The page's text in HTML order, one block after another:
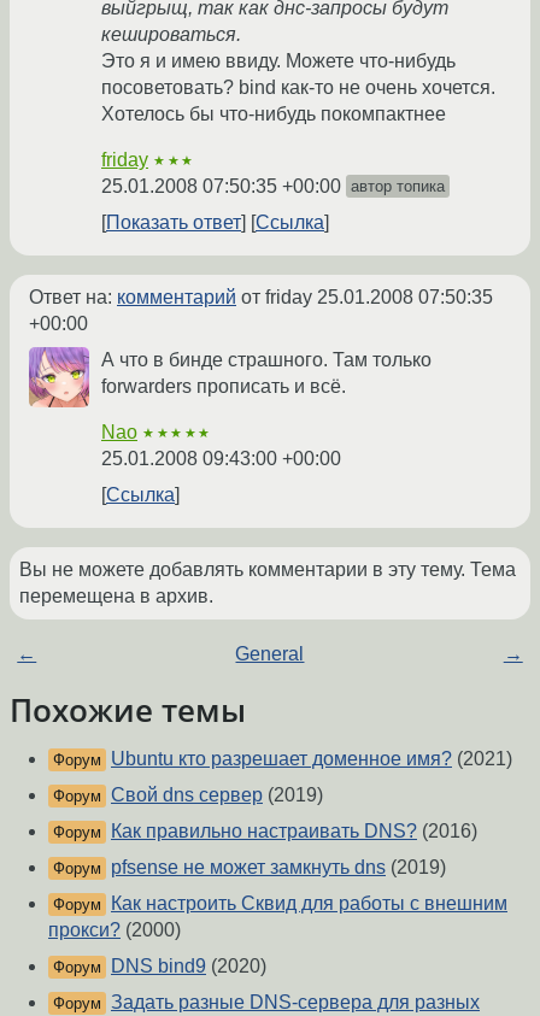
выйгрыщ, так как днс-запросы будут
кешироваться.
Это я и имею ввиду. Можете что-нибудь
посоветовать? bind как-то не очень хочется.
Хотелось бы что-нибудь покомпактнее
friday ★★★
25.01.2008 07:50:35 +00:00 автор топика
Показать ответ Ссылка
Ответ на: комментарий от friday 25.01.2008 07:50:35
+00:00
А что в бинде страшного. Там только
forwarders прописать и всё.
Nao ★★★★★
25.01.2008 09:43:00 +00:00
Ссылка
Вы не можете добавлять комментарии в эту тему. Тема
перемещена в архив.
← General →
Похожие темы
Форум Ubuntu кто разрешает доменное имя? (2021)
Форум Свой dns сервер (2019)
Форум Как правильно настраивать DNS? (2016)
Форум pfsense не может замкнуть dns (2019)
Форум
Как настроить Сквид для работы с внешним
прокси? (2000)
Форум DNS bind9 (2020)
Форум Задать разные DNS-сервера для разных